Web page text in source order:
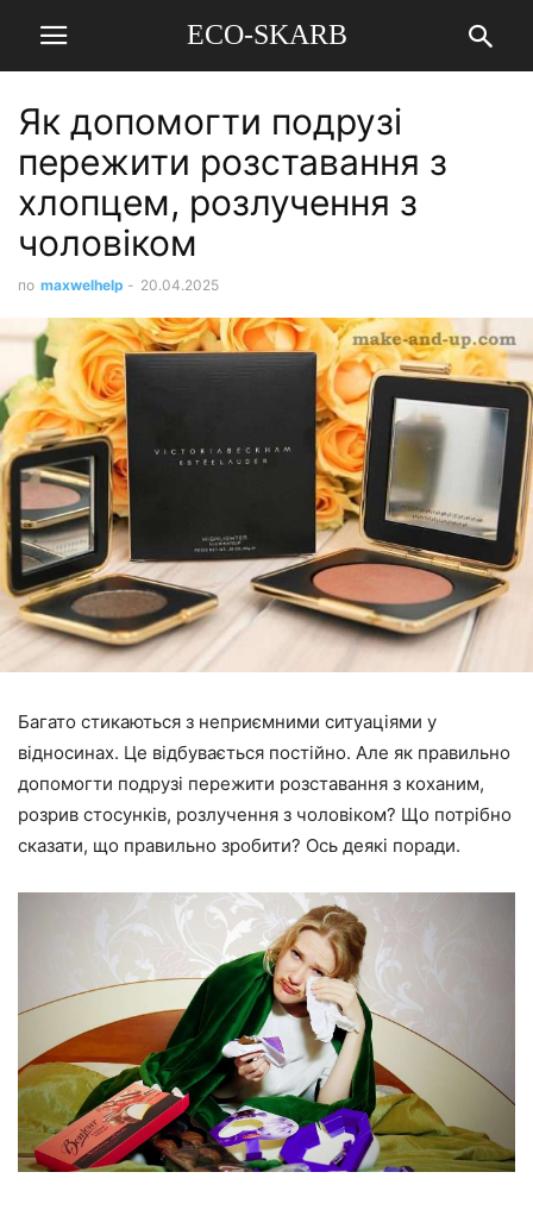
ECO-SKARB
Як допомогти подрузі
пережити розставання з
хлопцем, розлучення з
чоловіком
по maxwelhelp - 20.04.2025
Багато стикаються з неприємними ситуаціями у
відносинах. Це відбувається постійно. Але як правильно
допомогти подрузі пережити розставання з коханим,
розрив стосунків, розлучення з чоловіком? Що потрібно
сказати, що правильно зробити? Ось деякі поради.